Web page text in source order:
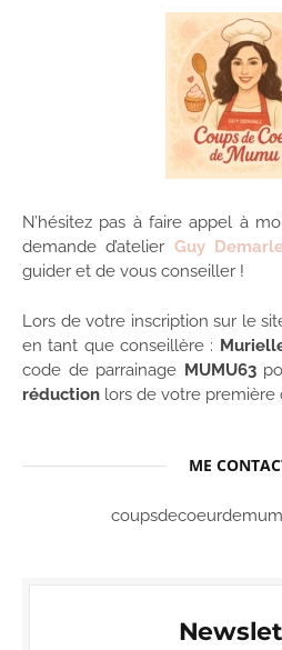
N’hésitez pas à faire appel à
demande d’atelier Guy
guider et de vous conseiller !
Lors de votre inscription sur le
en tant que conseillère :
code de parrainage MUMU63
réduction lors de votre première
ME